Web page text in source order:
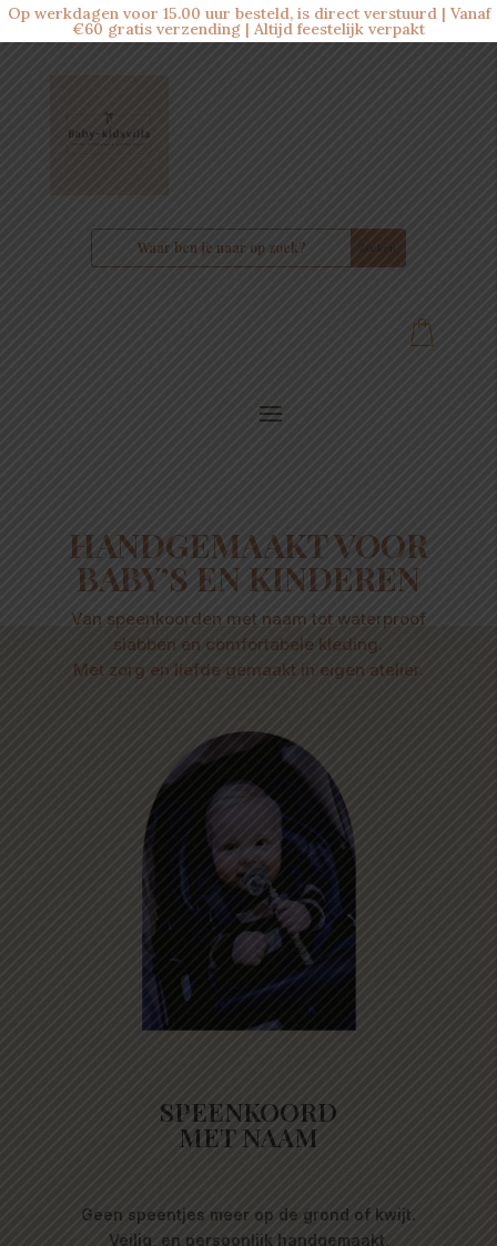
Op werkdagen voor 15.00 uur besteld, is direct verstuurd | Vanaf
€60 gratis verzending | Altijd feestelijk verpakt
HANDGEMAAKT VOOR
BABY’S EN KINDEREN
Van speenkoorden met naam tot waterproof
slabben en comfortabele kleding.
Met zorg en liefde gemaakt in eigen atelier.
SPEENKOORD
MET NAAM
Geen speentjes meer op de grond of kwijt.
Veilig, en persoonlijk handgemaakt.